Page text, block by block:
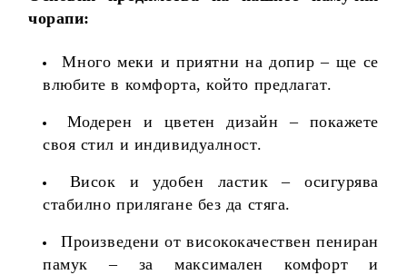
чорапи:
Много меки и приятни на допир – ще се
влюбите в комфорта, който предлагат.
Модерен и цветен дизайн – покажете
своя стил и индивидуалност.
Висок и удобен ластик – осигурява
стабилно прилягане без да стяга.
Произведени от висококачествен пениран
памук – за максимален комфорт и